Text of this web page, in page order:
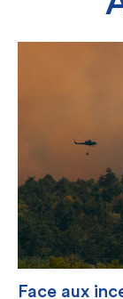
Face aux